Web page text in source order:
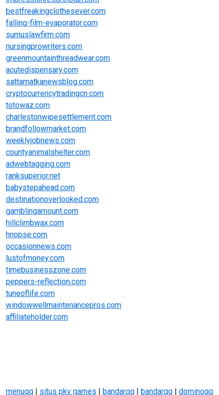
bestfreakingclothesever.com
falling-film-evaporator.com
sumuslawfirm.com
nursingprowriters.com
greenmountainthreadwear.com
acutedispensary.com
sattamatkanewsblog.com
cryptocurrencytradingcn.com
totowaz.com
charlestonwipesettlement.com
brandfollowmarket.com
weeklyjobnews.com
countyanimalshelter.com
adwebtagging.com
ranksuperior.net
babystepahead.com
destinationoverlooked.com
gamblingamount.com
hillclimbwax.com
hnopse.com
occasionnews.com
lustofmoney.com
timebusinesszone.com
peppers-reflection.com
tuneoflife.com
windowwellmaintenancepros.com
affiliateholder.com
menuqq | situs pkv games | bandarqq | bandarqq | dominoqq